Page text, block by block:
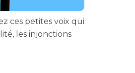
ces petites voix qui
les injonctions